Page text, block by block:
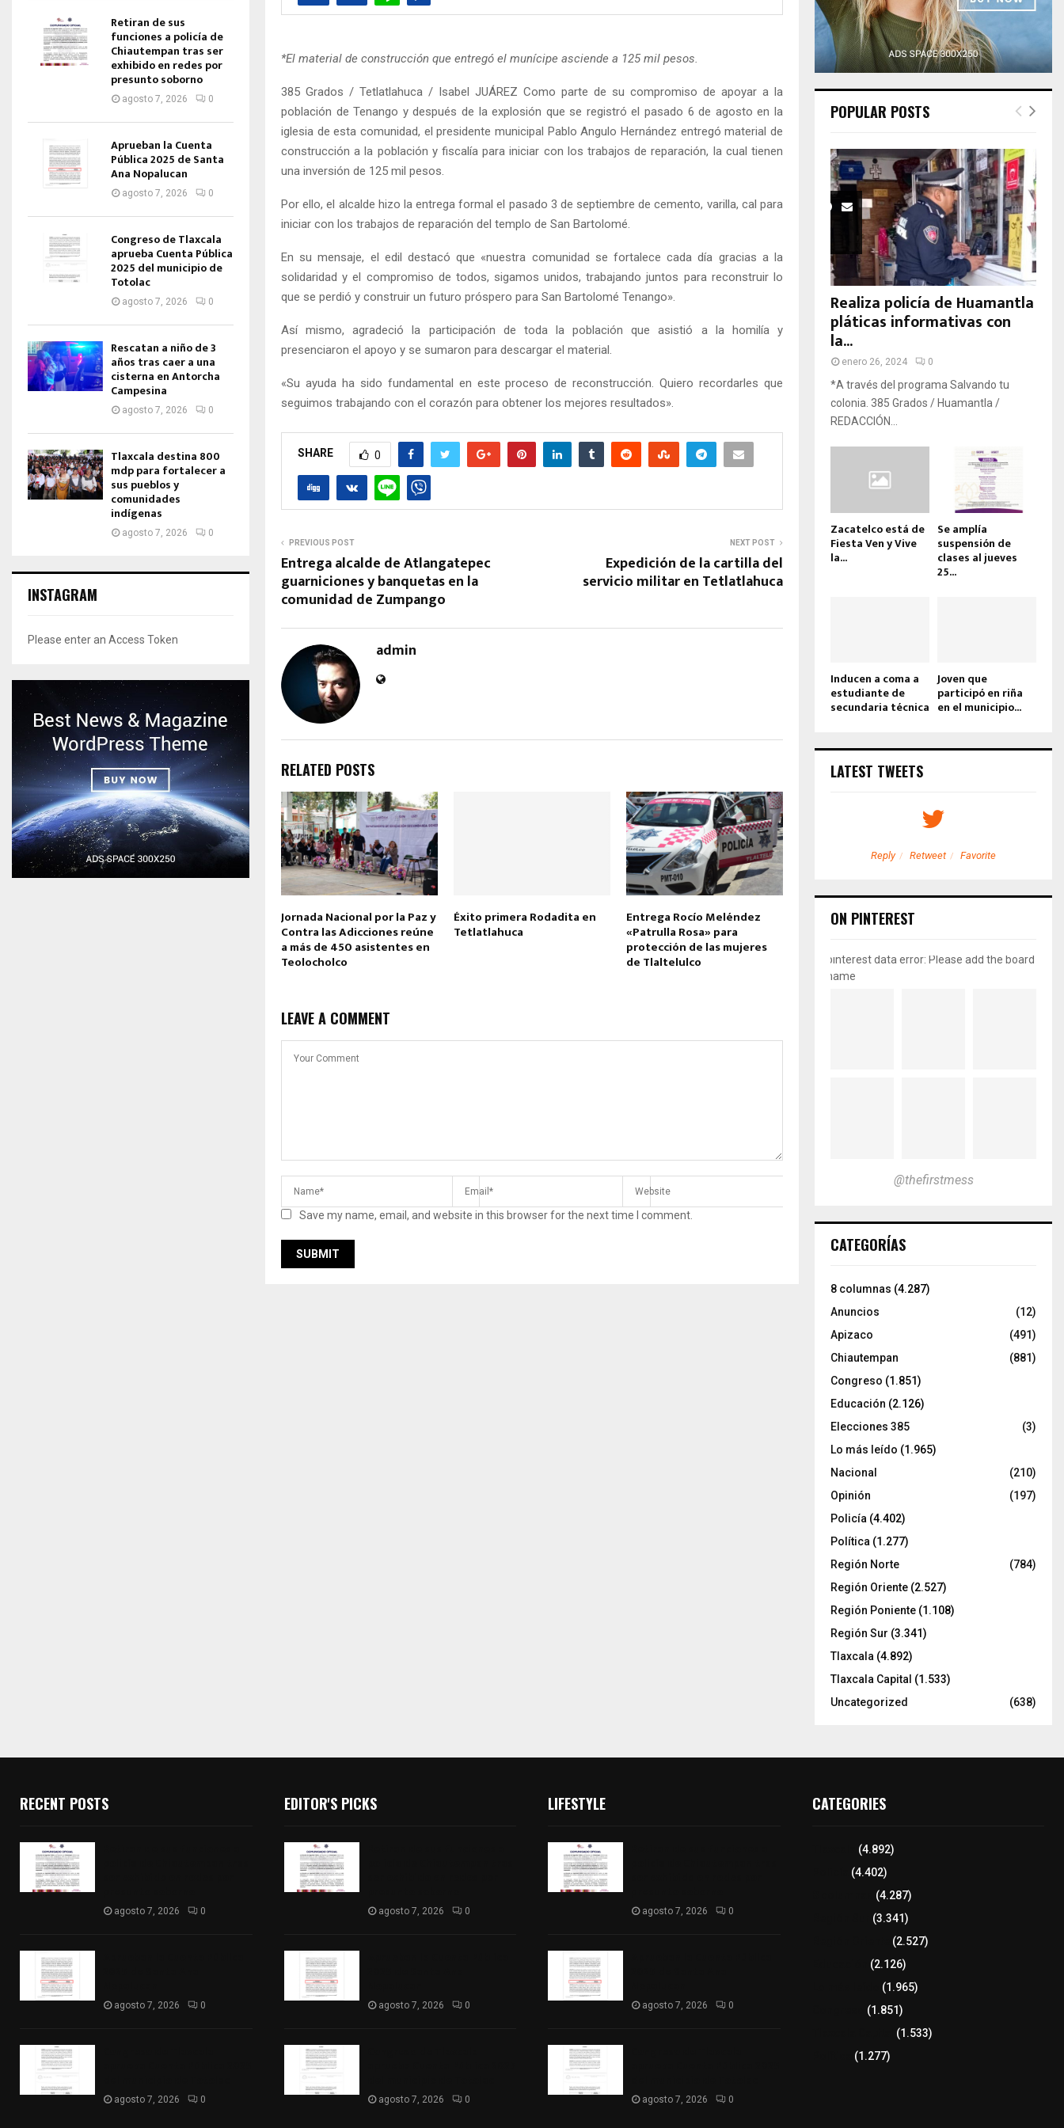
*El material de construcción que entregó el munícipe asciende a 125 mil pesos.
385 Grados / Tetlatlahuca / Isabel JUÁREZ Como parte de su compromiso de apoyar a la
población de Tenango y después de la explosión que se registró el pasado 6 de agosto en la
iglesia de esta comunidad, el presidente municipal Pablo Angulo Hernández entregó material de
construcción a la población y fiscalía para iniciar con los trabajos de reparación, la cual tienen
una inversión de 125 mil pesos.
Por ello, el alcalde hizo la entrega formal el pasado 3 de septiembre de cemento, varilla, cal para
iniciar con los trabajos de reparación del templo de San Bartolomé.
En su mensaje, el edil destacó que «nuestra comunidad se fortalece cada día gracias a la
solidaridad y el compromiso de todos, sigamos unidos, trabajando juntos para reconstruir lo
que se perdió y construir un futuro próspero para San Bartolomé Tenango».
Así mismo, agradeció la participación de toda la población que asistió a la homilía y
presenciaron el apoyo y se sumaron para descargar el material.
«Su ayuda ha sido fundamental en este proceso de reconstrucción. Quiero recordarles que
seguimos trabajando con el corazón para obtener los mejores resultados».
SHARE 0
PREVIOUS POST
Entrega alcalde de Atlangatepec
guarniciones y banquetas en la
comunidad de Zumpango
NEXT POST
Expedición de la cartilla del
servicio militar en Tetlatlahuca
admin
RELATED POSTS
Jornada Nacional por la Paz y
Contra las Adicciones reúne
a más de 450 asistentes en
Teolocholco
Éxito primera Rodadita en
Tetlatlahuca
Entrega Rocío Meléndez
«Patrulla Rosa» para
protección de las mujeres
de Tlaltelulco
LEAVE A COMMENT
Save my name, email, and website in this browser for the next time I comment.
Retiran de sus
funciones a policía de
Chiautempan tras ser
exhibido en redes por
presunto soborno
agosto 7, 2026 0
Aprueban la Cuenta
Pública 2025 de Santa
Ana Nopalucan
agosto 7, 2026 0
Congreso de Tlaxcala
aprueba Cuenta Pública
2025 del municipio de
Totolac
agosto 7, 2026 0
Rescatan a niño de 3
años tras caer a una
cisterna en Antorcha
Campesina
agosto 7, 2026 0
Tlaxcala destina 800
mdp para fortalecer a
sus pueblos y
comunidades
indígenas
agosto 7, 2026 0
INSTAGRAM
Please enter an Access Token
POPULAR POSTS
Realiza policía de Huamantla
pláticas informativas con
la...
enero 26, 2024 0
*A través del programa Salvando tu
colonia. 385 Grados / Huamantla /
REDACCIÓN...
Zacatelco está de
Fiesta Ven y Vive
la...
Se amplía
suspensión de
clases al jueves
25...
Inducen a coma a
estudiante de
secundaria técnica
Joven que
participó en riña
en el municipio...
LATEST TWEETS
Reply Retweet Favorite Reply Retweet Favorite
ON PINTEREST
pinterest data error: Please add the board
name
@thefirstmess
CATEGORÍAS
8 columnas (4.287)
Anuncios
(12)
Apizaco
(491)
Chiautempan
(881)
Congreso (1.851)
Educación (2.126)
Elecciones 385
(3)
Lo más leído (1.965)
Nacional
(210)
Opinión
(197)
Policía (4.402)
Política (1.277)
Región Norte
(784)
Región Oriente (2.527)
Región Poniente (1.108)
Región Sur (3.341)
Tlaxcala (4.892)
Tlaxcala Capital (1.533)
Uncategorized
(638)
RECENT POSTS
agosto 7, 2026 0
agosto 7, 2026 0
agosto 7, 2026 0
EDITOR'S PICKS
agosto 7, 2026 0
agosto 7, 2026 0
agosto 7, 2026 0
LIFESTYLE
agosto 7, 2026 0
agosto 7, 2026 0
agosto 7, 2026 0
CATEGORIES
(4.892)
(4.402)
(4.287)
(3.341)
(2.527)
(2.126)
(1.965)
(1.851)
(1.533)
(1.277)